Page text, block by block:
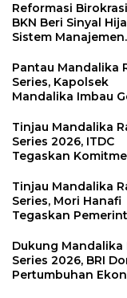
Reformasi
BKN Beri Sinyal
Sistem Manajemen
Pantau Mandalika
Series, Kapolsek
Mandalika Imbau
Sirkuit, Bukan
Tinjau Mandalika
Series 2026, ITDC
Tegaskan
Dampak Ekonomi
Kawasan
Tinjau Mandalika
Series, Mori Hanafi
Tegaskan
NTB
Dukung Mandalika
Series 2026, BRI
Pertumbuhan